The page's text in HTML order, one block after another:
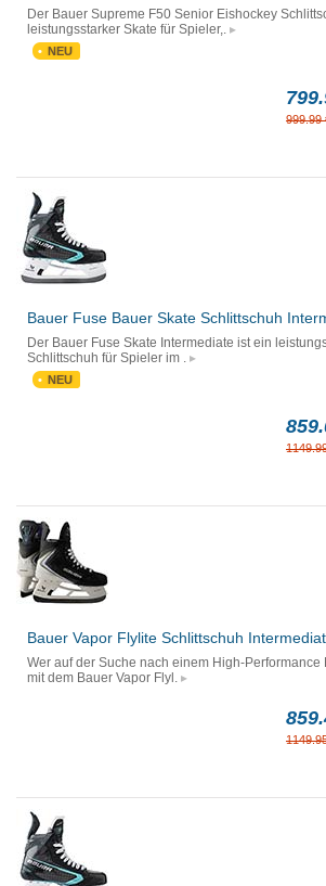
Der Bauer Supreme F50 Senior Eishockey
leistungsstarker Skate für Spieler,.
NEU
999.99
Bauer Fuse Bauer Skate Schlittschuh
Der Bauer Fuse Skate Intermediate ist ein
Schlittschuh für Spieler im .
NEU
Bauer Vapor Flylite Schlittschuh
Wer auf der Suche nach einem High-Performance
mit dem Bauer Vapor Flyl.